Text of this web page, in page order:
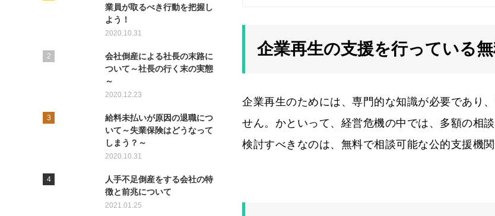
企業再生の支援を行っている
企業再生のためには、専門的な知識が必要であり
せん。かといって、経営危機の中では、多額の相
検討すべきなのは、無料で相談可能な公的支援機
業員が取るべき行動を把握し
よう！
2020.10.31
会社倒産による社長の末路に
ついて～社長の行く末の実態
～
2020.12.23
給料未払いが原因の退職につ
いて～失業保険はどうなって
しまう？～
2020.10.31
人手不足倒産をする会社の特
徴と前兆について
2021.01.25